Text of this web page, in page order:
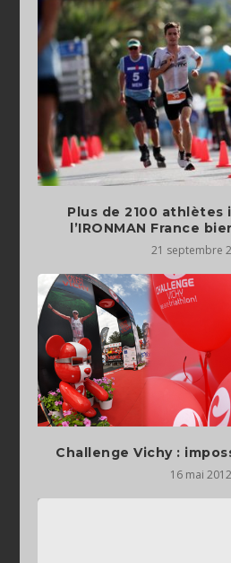
Plus de 2100 athlètes
l’IRONMAN France
21 septembre
Challenge Vichy :
16 mai 2012